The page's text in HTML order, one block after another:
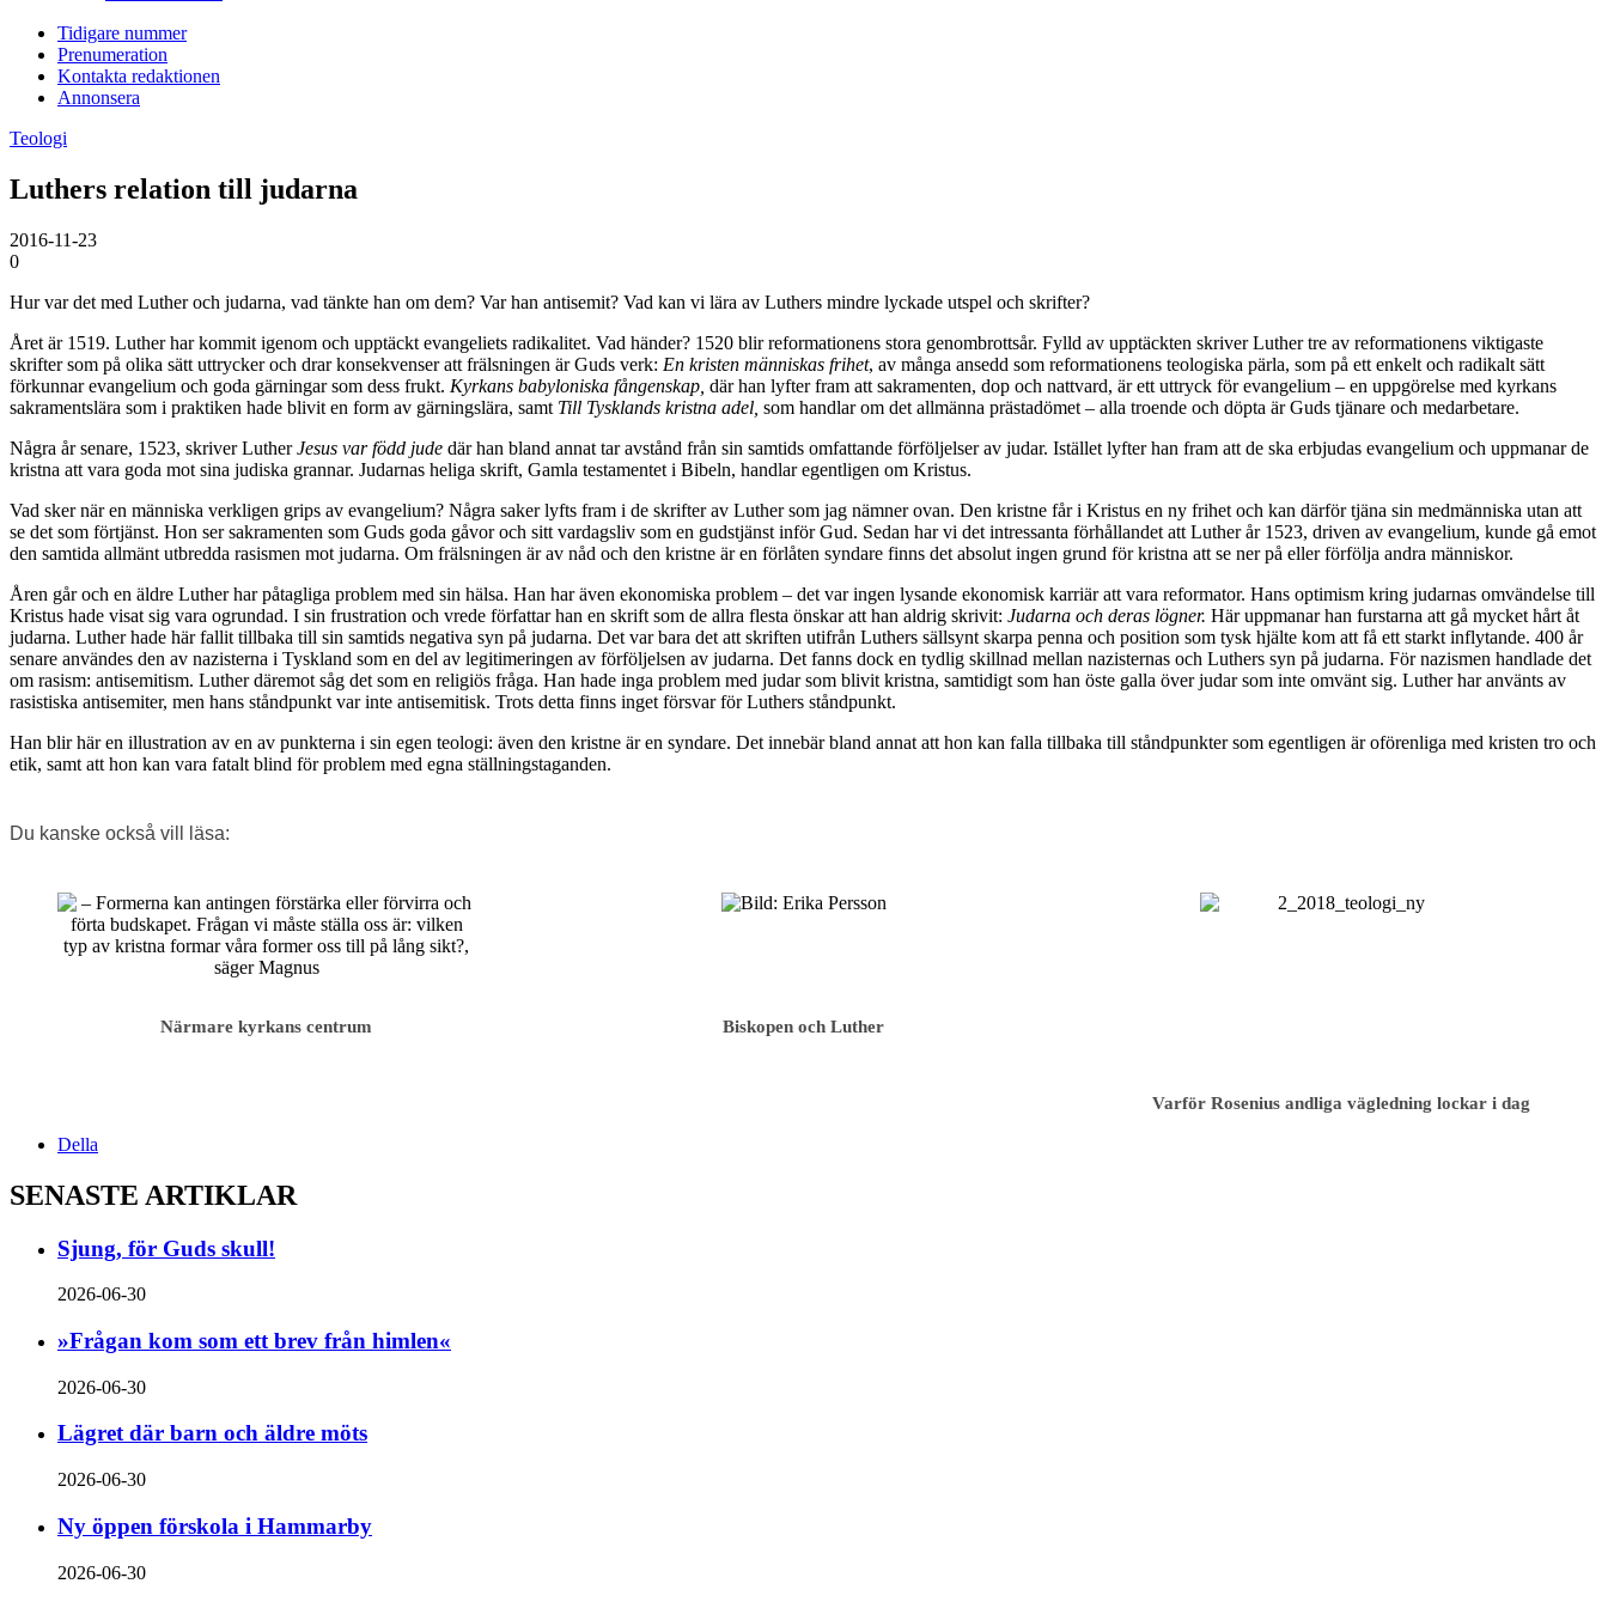
Tidigare nummer
Prenumeration
Kontakta redaktionen
Annonsera
Teologi
Luthers relation till judarna
2016-11-23
0
Hur var det med Luther och judarna, vad tänkte han om dem? Var han antisemit? Vad kan vi lära av Luthers mindre lyckade utspel och skrifter?
Året är 1519. Luther har kommit igenom och upptäckt evangeliets radikalitet. Vad händer? 1520 blir reformationens stora genombrottsår. Fylld av upptäckten skriver Luther tre av reformationens viktigaste
skrifter som på olika sätt uttrycker och drar konsekvenser att frälsningen är Guds verk: En kristen människas frihet, av många ansedd som reformationens teologiska pärla, som på ett enkelt och radikalt sätt
förkunnar evangelium och goda gärningar som dess frukt. Kyrkans babyloniska fångenskap, där han lyfter fram att sakramenten, dop och nattvard, är ett uttryck för evangelium – en uppgörelse med kyrkans
sakramentslära som i praktiken hade blivit en form av gärningslära, samt Till Tysklands kristna adel, som handlar om det allmänna prästadömet – alla troende och döpta är Guds tjänare och medarbetare.
Några år senare, 1523, skriver LutherJesus var född jude där han bland annat tar avstånd från sin samtids omfattande förföljelser av judar. Istället lyfter han fram att de ska erbjudas evangelium och uppmanar de
kristna att vara goda mot sina judiska grannar. Judarnas heliga skrift, Gamla testamentet i Bibeln, handlar egentligen om Kristus.
Vad sker när en människa verkligen grips av evangelium? Några saker lyfts fram i de skrifter av Luther som jag nämner ovan. Den kristne får i Kristus en ny frihet och kan därför tjäna sin medmänniska utan att
se det som förtjänst. Hon ser sakramenten som Guds goda gåvor och sitt vardagsliv som en gudstjänst inför Gud. Sedan har vi det intressanta förhållandet att Luther år 1523, driven av evangelium, kunde gå emot
den samtida allmänt utbredda rasismen mot judarna. Om frälsningen är av nåd och den kristne är en förlåten syndare finns det absolut ingen grund för kristna att se ner på eller förfölja andra människor.
Åren går och en äldre Luther har påtagliga problem med sin hälsa. Han har även ekonomiska problem – det var ingen lysande ekonomisk karriär att vara reformator. Hans optimism kring judarnas omvändelse till
Kristus hade visat sig vara ogrundad. I sin frustration och vrede författar han en skrift som de allra flesta önskar att han aldrig skrivit: Judarna och deras lögner. Här uppmanar han furstarna att gå mycket hårt åt
judarna. Luther hade här fallit tillbaka till sin samtids negativa syn på judarna. Det var bara det att skriften utifrån Luthers sällsynt skarpa penna och position som tysk hjälte kom att få ett starkt inflytande. 400 år
senare användes den av nazisterna i Tyskland som en del av legitimeringen av förföljelsen av judarna. Det fanns dock en tydlig skillnad mellan nazisternas och Luthers syn på judarna. För nazismen handlade det
om rasism: antisemitism. Luther däremot såg det som en religiös fråga. Han hade inga problem med judar som blivit kristna, samtidigt som han öste galla över judar som inte omvänt sig. Luther har använts av
rasistiska antisemiter, men hans ståndpunkt var inte antisemitisk. Trots detta finns inget försvar för Luthers ståndpunkt.
Han blir här en illustration av en av punkterna i sin egen teologi: även den kristne är en syndare. Det innebär bland annat att hon kan falla tillbaka till ståndpunkter som egentligen är oförenliga med kristen tro och
etik, samt att hon kan vara fatalt blind för problem med egna ställningstaganden.
Du kanske också vill läsa:
Närmare kyrkans centrum Biskopen och Luther
Varför Rosenius andliga vägledning lockar i dag
Della
SENASTE ARTIKLAR
Sjung, för Guds skull!
2026-06-30
»Frågan kom som ett brev från himlen«
2026-06-30
Lägret där barn och äldre möts
2026-06-30
Ny öppen förskola i Hammarby
2026-06-30